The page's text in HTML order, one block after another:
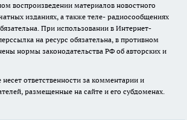
воспроизведении материалов новостного
изданиях, а также теле- радиосообщениях
При использовании в Интернет-
на ресурс обязательна, в противном
нормы законодательства РФ об авторских и
несет ответственности за комментарии и
размещенные на сайте и его субдоменах.